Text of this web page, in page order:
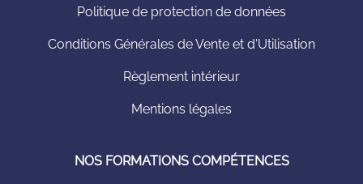
Politique de protection de données
Conditions Générales de Vente et d'Utilisation
Règlement intérieur
Mentions légales
NOS FORMATIONS COMPÉTENCES